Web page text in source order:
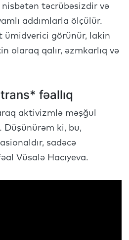
nisbətən təcrübəsizdir və
addımlarla ölçülür.
ümidverici görünür, lakin
olaraq qalır, əzmkarlıq və
fəallıq
aktivizmlə məşğul
Düşünürəm ki, bu,
sadəcə
Vüsalə Hacıyeva.